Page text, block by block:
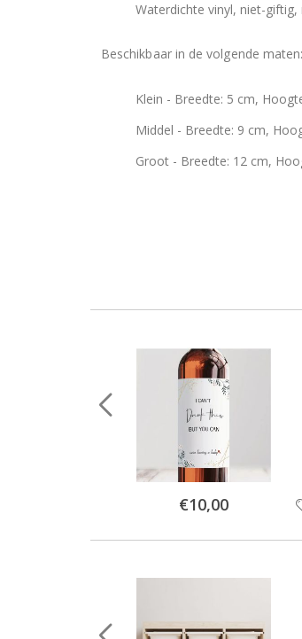
Waterdichte vinyl, niet-
Beschikbaar in de volgende maten:
Klein - Breedte: 5 cm,
Middel - Breedte: 9 cm,
Groot - Breedte: 12 cm,
Special
Price
€10,00